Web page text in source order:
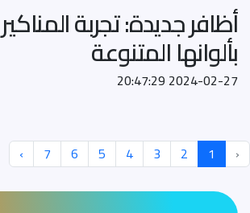
أظافر جديدة: تجربة
بألوانها المتنوعة
2024-02-27 20:47:29
‹
1
2
3
4
5
6
7
›